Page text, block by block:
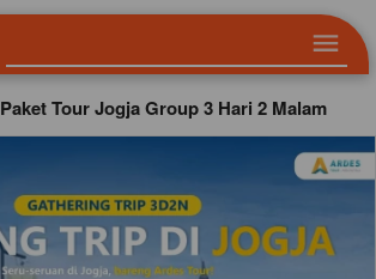
Paket Tour Jogja Group 3 Hari 2 Malam